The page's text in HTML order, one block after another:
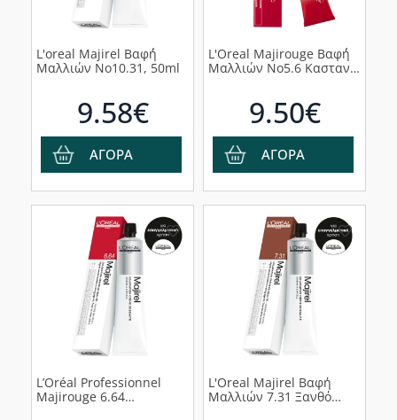
L'oreal Majirel Βαφ΄ή
Μαλλιών Nο10.31, 50ml
9.58€
ΑΓΟΡΑ
L'Oreal Majirouge Βαφ΄ή
Μαλλιών Νο5.6 Καστανό
9.50€
ΑΓΟΡΑ
L’Oréal Professionnel
Majirouge 6.64
L'Oreal Majirel Βαφ΄η
Μαλλιών 7.31 Ξανθό